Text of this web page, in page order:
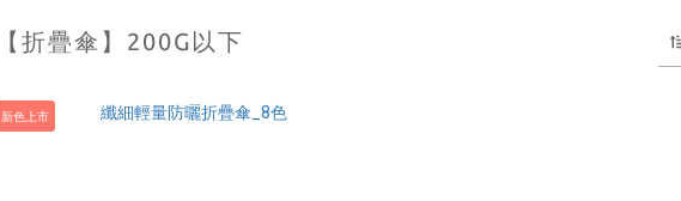
【折疊傘】200G以下
新色上市